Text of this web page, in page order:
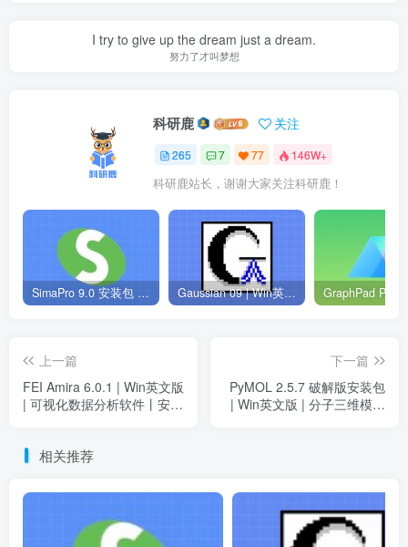
I try to give up the dream just a dream.
努力了才叫梦想
科研鹿 关注
265 7 77 146W+
科研鹿站长，谢谢大家关注科研鹿！
SimaPro 9.0 安装包 | Win英文版 | 生命周期评估软件 | 安装教程 Gaussian 09 | Win英文版 | 量子化学软件 | 安装教程
上一篇
FEI Amira 6.0.1 | Win英文版
| 可视化数据分析软件丨安装
下一篇
PyMOL 2.5.7 破解版安装包
| Win英文版 | 分子三维模型
相关推荐